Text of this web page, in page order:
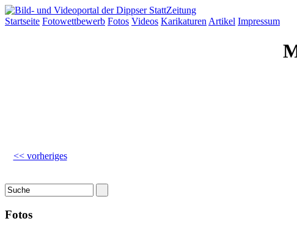
Startseite Fotowettbewerb Fotos Videos Karikaturen Artikel Impressum
<< vorheriges
Fotos